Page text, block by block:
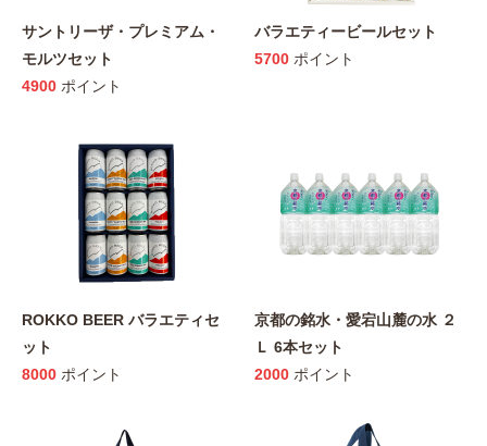
サントリーザ・プレミアム・
モルツセット
4900 ポイント
バラエティービールセット
5700 ポイント
ROKKO BEER バラエティセ
ット
8000 ポイント
京都の銘水・愛宕山麓の水 ２
Ｌ 6本セット
2000 ポイント